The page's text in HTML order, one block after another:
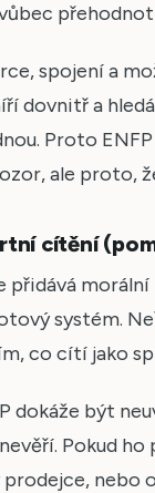
spojení a
dovnitř a
Proto
ale proto,
cítění
přidává
systém.
co cítí jako
dokáže být
Pokud
nebo